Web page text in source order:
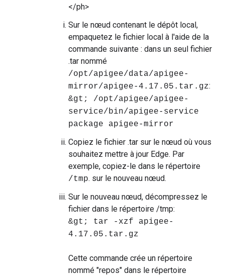
</ph>
Sur le nœud contenant le dépôt local,
empaquetez le fichier local à l'aide de la
commande suivante : dans un seul fichier
.tar nommé
/opt/apigee/data/apigee-
mirror/apigee-4.17.05.tar.gz:
&gt; /opt/apigee/apigee-
service/bin/apigee-service
package apigee-mirror
Copiez le fichier .tar sur le nœud où vous
souhaitez mettre à jour Edge. Par
exemple, copiez-le dans le répertoire
/tmp. sur le nouveau nœud.
Sur le nouveau nœud, décompressez le
fichier dans le répertoire /tmp:
&gt; tar -xzf apigee-
4.17.05.tar.gz
Cette commande crée un répertoire
nommé "repos" dans le répertoire